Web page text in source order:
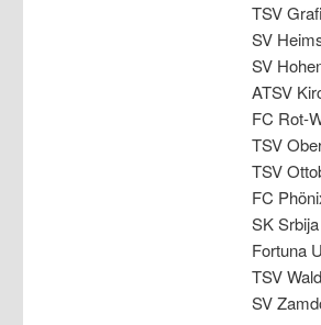
TSV
SV
SV
ATSV
FC Rot-
TSV
TSV
FC
SK
Fortuna
TSV
SV